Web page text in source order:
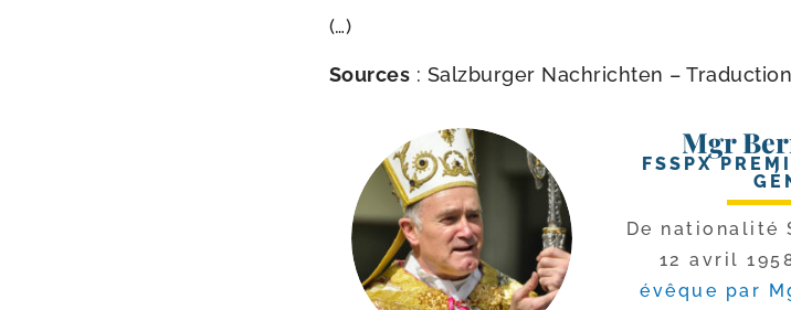
(…)
Sources : Salzburger Nachrichten –
Mgr
FSSPX
De natio­na­li­té
12 avril
évêque par